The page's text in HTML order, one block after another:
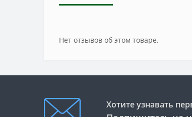
Нет отзывов об этом товаре.
Хотите узнавать